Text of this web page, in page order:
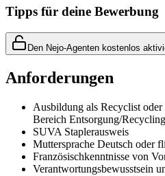
Tipps für deine Bewerbung
Den Nejo-Agenten kostenlos
Anforderungen
Ausbildung als Recyclist
Bereich Entsorgung/Recycling
SUVA Staplerausweis
Muttersprache Deutsch oder
Französischkenntnisse von
Verantwortungsbewusstsein